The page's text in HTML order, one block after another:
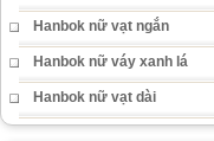
Hanbok nữ vạt ngắn
Hanbok nữ váy xanh lá
Hanbok nữ vạt dài